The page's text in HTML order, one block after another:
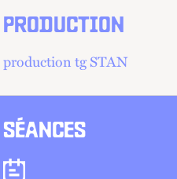
PRODUCTION
production tg STAN
SÉANCES
Séances